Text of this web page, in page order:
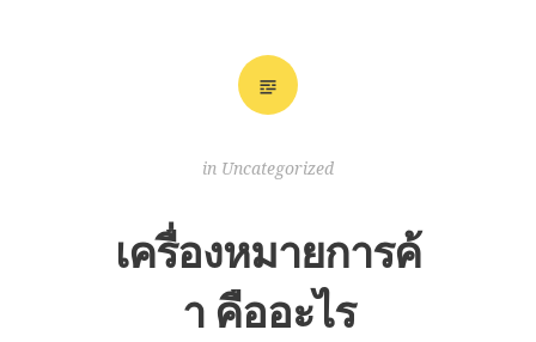
in Uncategorized
เครื่องหมายการค้
า คืออะไร